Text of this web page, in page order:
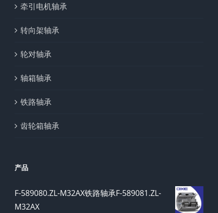
牵引电机轴承
转向架轴承
轮对轴承
轴箱轴承
铁路轴承
齿轮箱轴承
产品
F-589080.ZL-M32AX铁路轴承F-589081.ZL-
M32AX